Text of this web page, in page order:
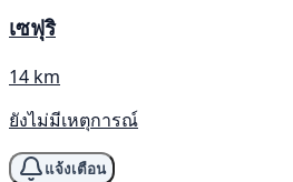
เซฟุริ
14 km
ยังไม่มีเหตุการณ์
แจ้งเตือน